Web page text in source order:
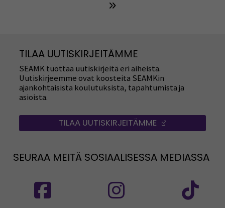
TILAA UUTISKIRJEITÄMME
SEAMK tuottaa uutiskirjeitä eri aiheista.
Uutiskirjeemme ovat koosteita SEAMKin
ajankohtaisista koulutuksista, tapahtumista ja
asioista.
TILAA UUTISKIRJEITÄMME
SEURAA MEITÄ SOSIAALISESSA MEDIASSA